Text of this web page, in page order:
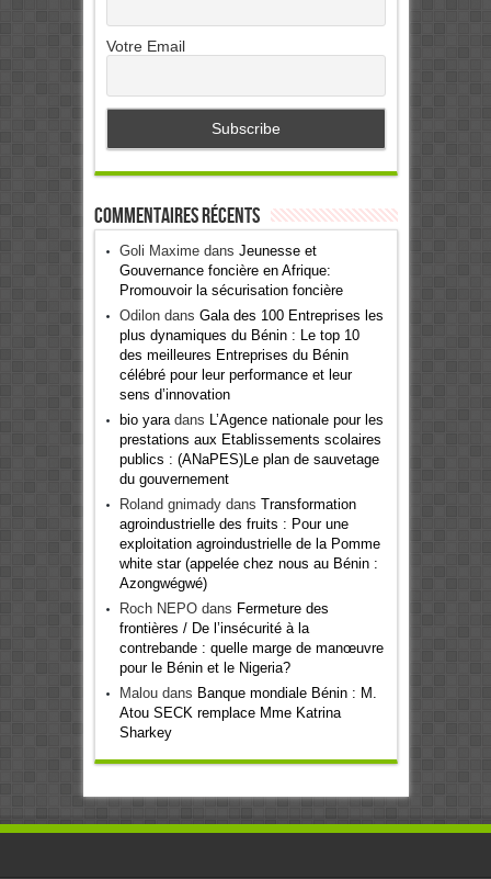
Votre Email
Commentaires récents
Goli Maximedans Jeunesse et
Gouvernance foncière en Afrique:
Promouvoir la sécurisation foncière
Odilondans Gala des 100 Entreprises les
plus dynamiques du Bénin : Le top 10
des meilleures Entreprises du Bénin
célébré pour leur performance et leur
sens d’innovation
bio yaradans
L’Agence nationale pour les
prestations aux Etablissements scolaires
publics : (ANaPES)Le plan de sauvetage
du gouvernement
Roland gnimadydans Transformation
agroindustrielle des fruits : Pour une
exploitation agroindustrielle de la Pomme
white star (appelée chez nous au Bénin :
Azongwégwé)
Roch NEPOdans Fermeture des
frontières / De l’insécurité à la
contrebande : quelle marge de manœuvre
pour le Bénin et le Nigeria?
Maloudans Banque mondiale Bénin : M.
Atou SECK remplace Mme Katrina
Sharkey